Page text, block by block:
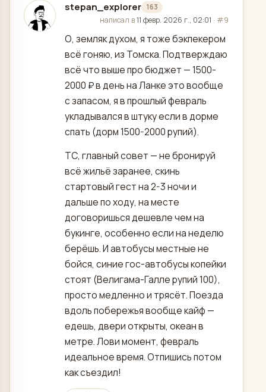
stepan_explorer 163
отредактировано
написал в11 февр. 2026 г., 02:01 · #9
О, земляк духом, я тоже бэкпекером
всё гоняю, из Томска. Подтверждаю
всё что выше про бюджет — 1500-
2000 ₽ в день на Ланке это вообще
с запасом, я в прошлый февраль
укладывался в штуку если в дорме
спать (дорм 1500-2000 рупий).
ТС, главный совет — не бронируй
всё жильё заранее, скинь
стартовый гест на 2-3 ночи и
дальше по ходу, на месте
договоришься дешевле чем на
букинге, особенно если на неделю
берёшь. И автобусы местные не
бойся, синие гос-автобусы копейки
стоят (Велигама-Галле рупий 100),
просто медленно и трясёт. Поезда
вдоль побережья вообще кайф —
едешь, двери открыты, океан в
метре. Лови момент, февраль
идеальное время. Отпишись потом
как съездил!